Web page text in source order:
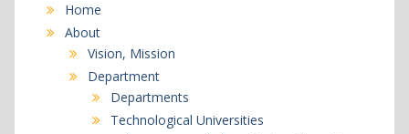
Home
About
Vision, Mission
Department
Departments
Technological Universities